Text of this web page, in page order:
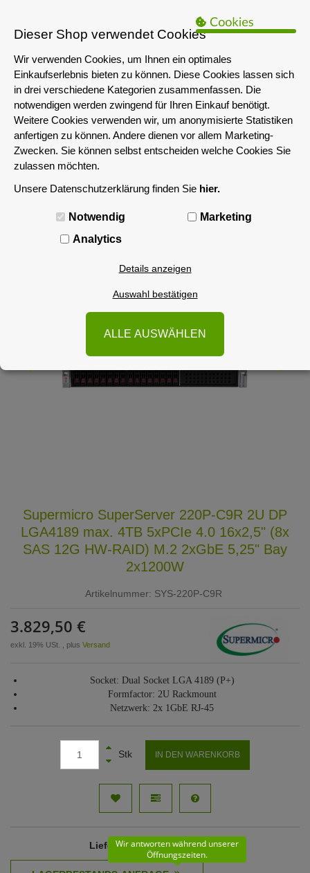
Das servershop-bayern.de Angebot richtet sich nur an
Unternehmen i.S.d. § 14 BGB sowie die öffentliche Hand. Ein Verkauf
an Privatpersonen ist nicht möglich.
MENÜ
Supermicro SuperServer 220P-C9R 2U DP
LGA4189 max. 4TB 5xPCIe 4.0 16x2,5" (8x
SAS 12G HW-RAID) M.2 2xGbE 5,25" Bay
2x1200W
Artikelnummer: SYS-220P-C9R
3.829,50 €
exkl. 19% USt. , plus Versand
Socket: Dual Socket LGA 4189 (P+)
Formfactor: 2U Rackmount
Netzwerk: 2x 1GbE RJ-45
Stk IN DEN WARENKORB
Lieferzeit: 61 - 62 Werktage
Wir antworten während unserer
Öffnungszeiten.
Dieser Shop verwendet Cookies
Wir verwenden Cookies, um Ihnen ein optimales
Einkaufserlebnis bieten zu können. Diese Cookies lassen sich
in drei verschiedene Kategorien zusammenfassen. Die
notwendigen werden zwingend für Ihren Einkauf benötigt.
Weitere Cookies verwenden wir, um anonymisierte Statistiken
anfertigen zu können. Andere dienen vor allem Marketing-
Zwecken. Sie können selbst entscheiden welche Cookies Sie
zulassen möchten.
Unsere Datenschutzerklärung finden Sie hier.
Notwendig
Marketing
Analytics
Details anzeigen
Auswahl bestätigen
ALLE AUSWÄHLEN